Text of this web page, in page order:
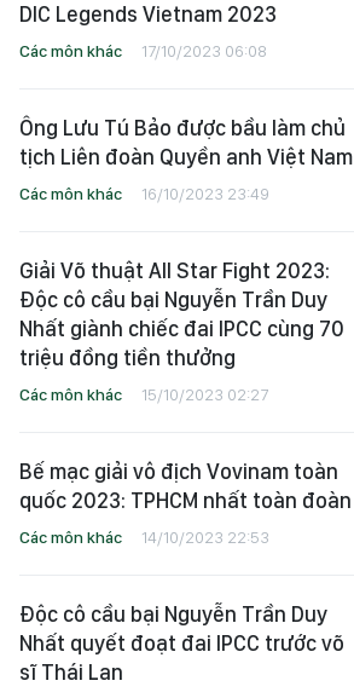
DIC Legends Vietnam 2023
Các môn khác 17/10/2023 06:08
Ông Lưu Tú Bảo được bầu làm chủ
tịch Liên đoàn Quyền anh Việt Nam
Các môn khác 16/10/2023 23:49
Giải Võ thuật All Star Fight 2023:
Độc cô cầu bại Nguyễn Trần Duy
Nhất giành chiếc đai IPCC cùng 70
triệu đồng tiền thưởng
Các môn khác 15/10/2023 02:27
Bế mạc giải vô địch Vovinam toàn
quốc 2023: TPHCM nhất toàn đoàn
Các môn khác 14/10/2023 22:53
Độc cô cầu bại Nguyễn Trần Duy
Nhất quyết đoạt đai IPCC trước võ
sĩ Thái Lan